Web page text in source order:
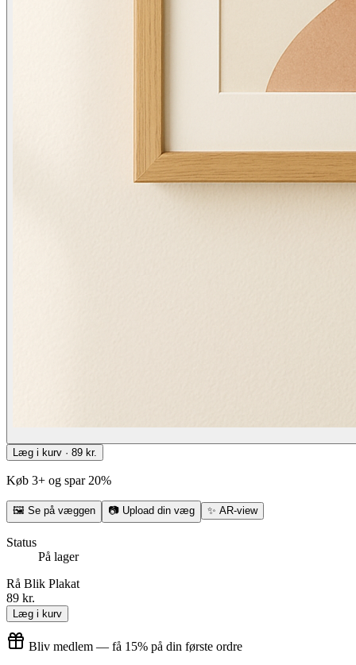
Læg i kurv · 89 kr.
Køb 3+ og spar 20%
🖼 Se på væggen 📷 Upload din væg ✨ AR-view
Status
På lager
Rå Blik Plakat
89 kr.
Læg i kurv
Bliv medlem — få 15% på din første ordre